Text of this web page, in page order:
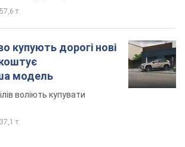
57,6 т.
купують дорогі нові
модель
воліють купувати
37,1 т.